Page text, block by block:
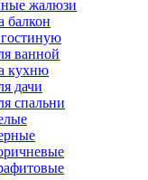
жалюзи
балкон
ванной
кухню
дачи
спальни